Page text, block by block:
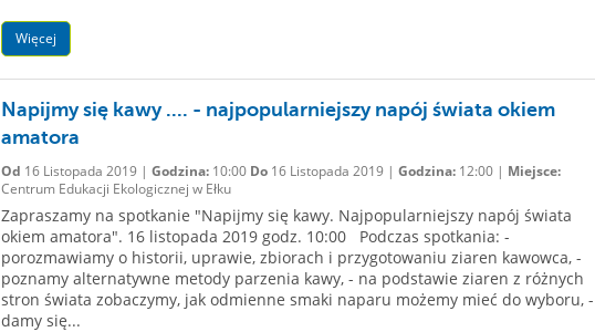
Więcej
Napijmy się kawy .... - najpopularniejszy napój świata okiem
amatora
Od 16 Listopada 2019 | Godzina:10:00 Do16 Listopada 2019 | Godzina:12:00 | Miejsce:
Centrum Edukacji Ekologicznej w Ełku
Zapraszamy na spotkanie "Napijmy się kawy. Najpopularniejszy napój świata
okiem amatora". 16 listopada 2019 godz. 10:00 Podczas spotkania: -
porozmawiamy o historii, uprawie, zbiorach i przygotowaniu ziaren kawowca, -
poznamy alternatywne metody parzenia kawy, - na podstawie ziaren z różnych
stron świata zobaczymy, jak odmienne smaki naparu możemy mieć do wyboru, -
damy się...